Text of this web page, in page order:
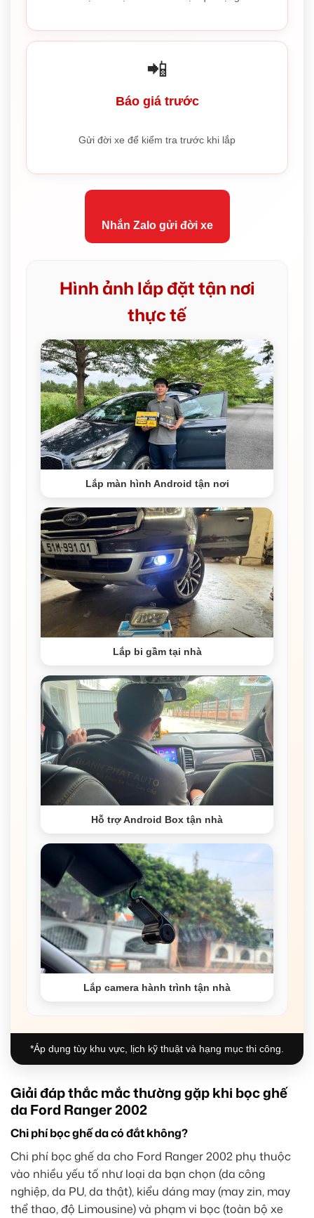
📲
Báo giá trước
Gửi đời xe để kiểm tra trước khi lắp
Nhắn Zalo gửi đời xe
Hình ảnh lắp đặt tận nơi
thực tế
Lắp màn hình Android tận nơi
Lắp bi gầm tại nhà
Hỗ trợ Android Box tận nhà
Lắp camera hành trình tận nhà
*Áp dụng tùy khu vực, lịch kỹ thuật và hạng mục thi công.
Giải đáp thắc mắc thường gặp khi bọc ghế
da Ford Ranger 2002
Chi phí bọc ghế da có đắt không?
Chi phí bọc ghế da cho Ford Ranger 2002 phụ thuộc
vào nhiều yếu tố như loại da bạn chọn (da công
nghiệp, da PU, da thật), kiểu dáng may (may zin, may
thể thao, độ Limousine) và phạm vi bọc (toàn bộ xe